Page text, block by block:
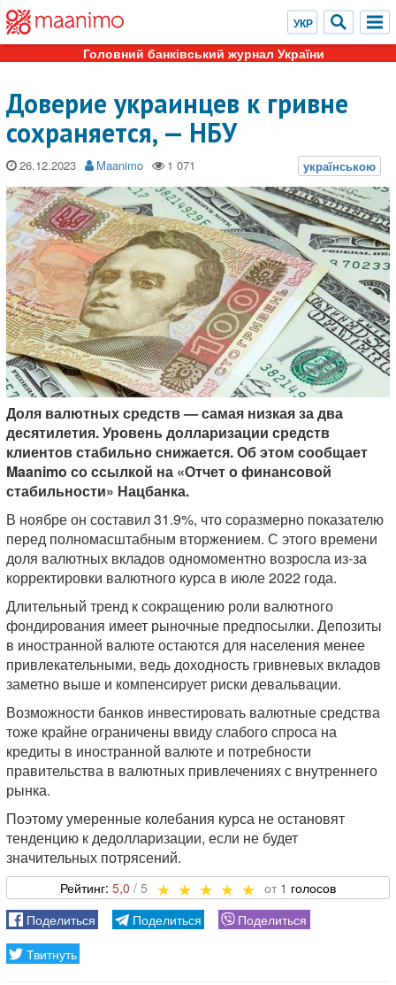
Головний банківський журнал України
Доверие украинцев к гривне
сохраняется, — НБУ
26.12.2023 Maanimo
Доля валютных средств — самая низкая за два
десятилетия. Уровень долларизации средств
клиентов стабильно снижается. Об этом сообщает
Maanimo со ссылкой на «Отчет о финансовой
стабильности» Нацбанка.
В ноябре он составил 31.9%, что соразмерно показателю
перед полномасштабным вторжением. С этого времени
доля валютных вкладов одномоментно возросла из-за
корректировки валютного курса в июле 2022 года.
Длительный тренд к сокращению роли валютного
фондирования имеет рыночные предпосылки. Депозиты
в иностранной валюте остаются для населения менее
привлекательными, ведь доходность гривневых вкладов
заметно выше и компенсирует риски девальвации.
Возможности банков инвестировать валютные средства
тоже крайне ограничены ввиду слабого спроса на
кредиты в иностранной валюте и потребности
правительства в валютных привлечениях с внутреннего
рынка.
Поэтому умеренные колебания курса не остановят
тенденцию к дедолларизации, если не будет
значительных потрясений.
5,0 1